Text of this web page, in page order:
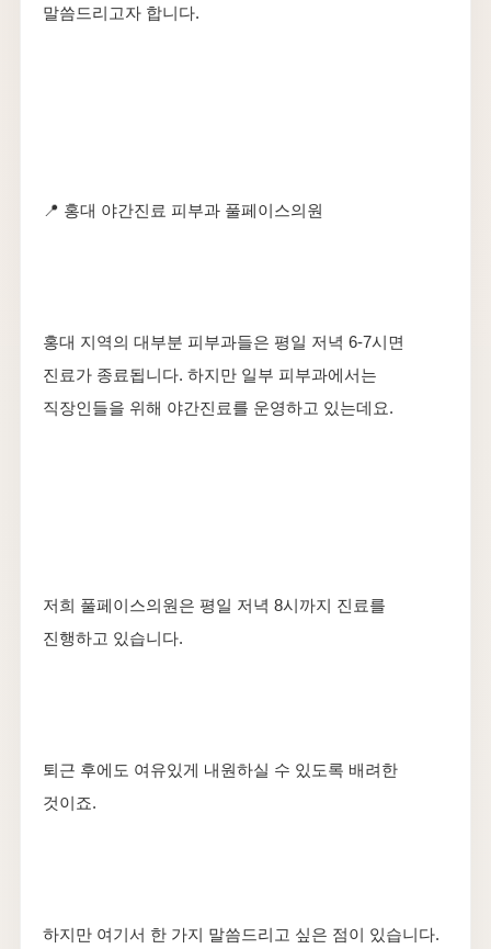
말씀드리고자 합니다.
📍 홍대 야간진료 피부과 풀페이스의원
홍대 지역의 대부분 피부과들은 평일 저녁 6-7시면
진료가 종료됩니다. 하지만 일부 피부과에서는
직장인들을 위해 야간진료를 운영하고 있는데요.
저희 풀페이스의원은 평일 저녁 8시까지 진료를
진행하고 있습니다.
퇴근 후에도 여유있게 내원하실 수 있도록 배려한
것이죠.
하지만 여기서 한 가지 말씀드리고 싶은 점이 있습니다.